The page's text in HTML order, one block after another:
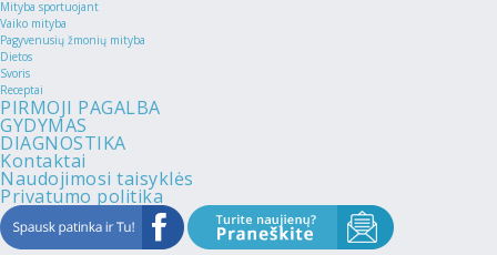
Mityba sportuojant
Vaiko mityba
Pagyvenusių žmonių mityba
Dietos
Svoris
Receptai
PIRMOJI PAGALBA
GYDYMAS
DIAGNOSTIKA
Kontaktai
Naudojimosi taisyklės
Privatumo politika